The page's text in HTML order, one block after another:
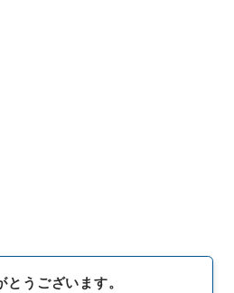
うございます。